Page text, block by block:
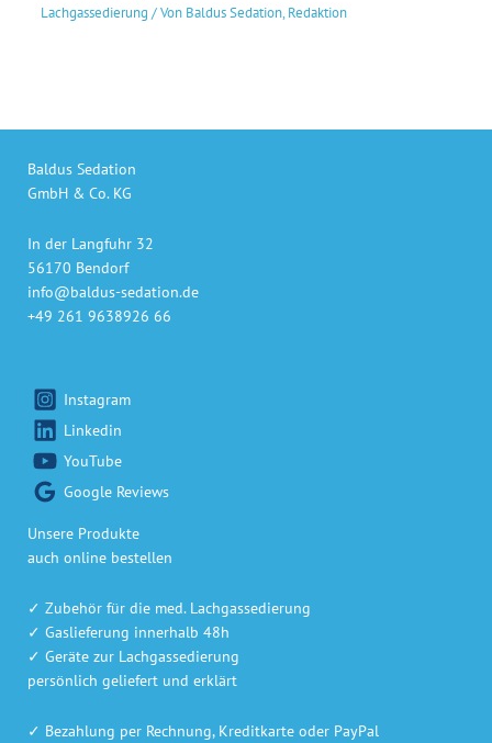
Lachgassedierung / Von Baldus Sedation, Redaktion
Baldus Sedation
GmbH & Co. KG
In der Langfuhr 32
56170 Bendorf
info@baldus-sedation.de
+49 261 9638926 66
Instagram
Linkedin
YouTube
Google Reviews
Unsere Produkte
auch online bestellen
✓ Zubehör für die med. Lachgassedierung
✓ Gaslieferung innerhalb 48h
✓ Geräte zur Lachgassedierung
persönlich geliefert und erklärt
✓ Bezahlung per Rechnung, Kreditkarte oder PayPal